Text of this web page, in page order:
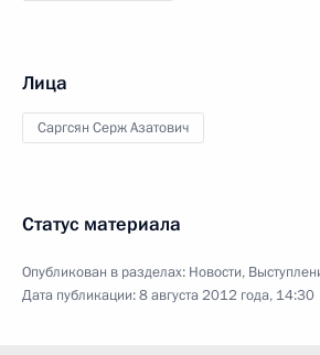
Лица
Саргсян Серж Азатович
Статус материала
Опубликован в разделах: Новости,
Дата публикации:8 августа 2012 года, 14:30